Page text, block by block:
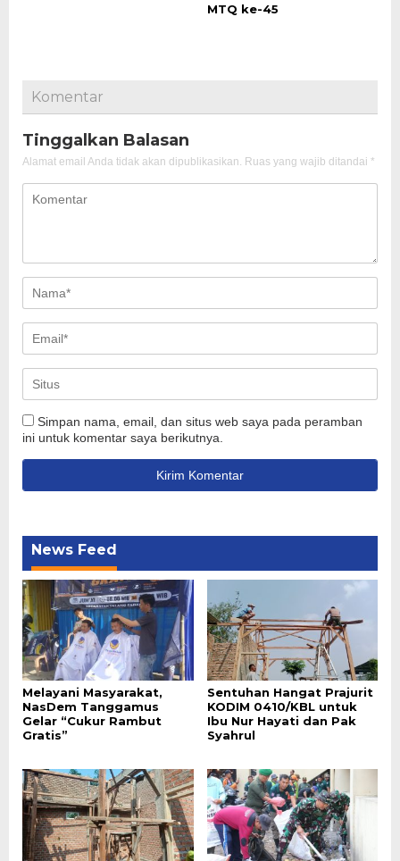
MTQ ke-45
Komentar
Tinggalkan Balasan
Alamat email Anda tidak akan dipublikasikan. Ruas yang wajib ditandai *
Simpan nama, email, dan situs web saya pada peramban
ini untuk komentar saya berikutnya.
News Feed
Melayani Masyarakat,
NasDem Tanggamus
Gelar “Cukur Rambut
Gratis”
Sentuhan Hangat Prajurit
KODIM 0410/KBL untuk
Ibu Nur Hayati dan Pak
Syahrul